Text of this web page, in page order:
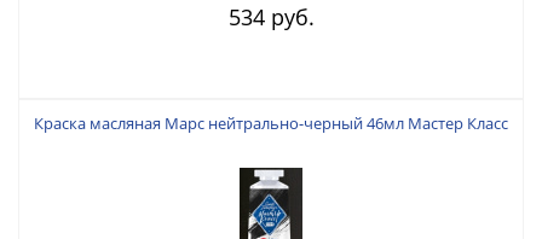
534 руб.
Краска масляная Марс нейтрально-черный 46мл Мастер Класс